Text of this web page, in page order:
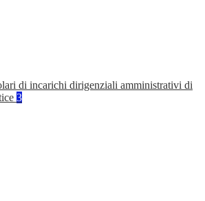
di incarichi dirigenziali amministrativi di
3